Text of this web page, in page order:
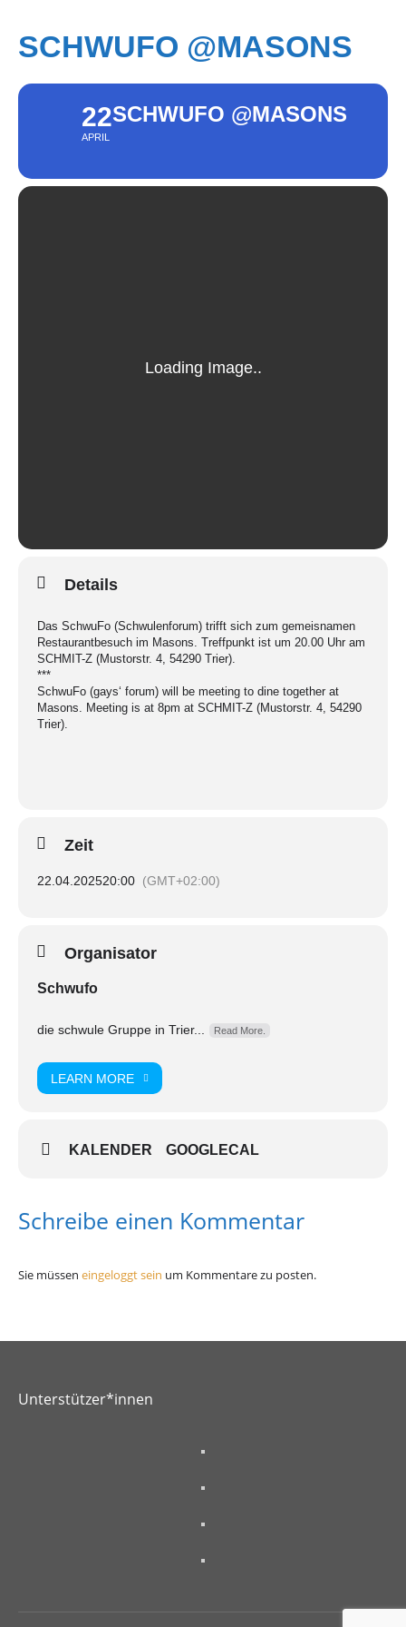
SCHWUFO @MASONS
22
APRIL
SCHWUFO @MASONS
Details
Das SchwuFo (Schwulenforum) trifft sich zum gemeisnamen
Restaurantbesuch im Masons. Treffpunkt ist um 20.00 Uhr am
SCHMIT-Z (Mustorstr. 4, 54290 Trier).
***
SchwuFo (gays‘ forum) will be meeting to dine together at
Masons. Meeting is at 8pm at SCHMIT-Z (Mustorstr. 4, 54290
Trier).
Zeit
22.04.202520:00 (GMT+02:00)
Organisator
Schwufo
die schwule Gruppe in Trier... Read More.
LEARN MORE
KALENDER GOOGLECAL
Schreibe einen Kommentar
Sie müssen eingeloggt sein um Kommentare zu posten.
Unterstützer*innen